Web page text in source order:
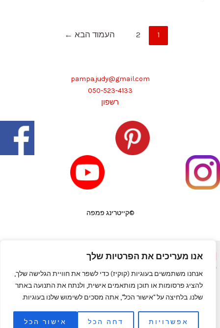
אנו מעריכים את הפרטיות שלך
אנחנו משתמשים בעוגיות (קוקיז) כדי לשפר את חוויית הגלישה שלך,
להציג פרסומות או תוכן מותאמים אישית, ולנתח את התנועה באתר
שלנו. בלחיצה על "אישור הכל", אתה מסכים לשימוש שלנו בעוגיות.
אפשרויות דחה הכל אישור הכל
1
2 העמוד הבא ←
pampa.judy@gmail.com
050-523-4133
רשפון
©קייטרינג פמפה
פורטל יופי בראש|שף פרטי לאירועים
פאות